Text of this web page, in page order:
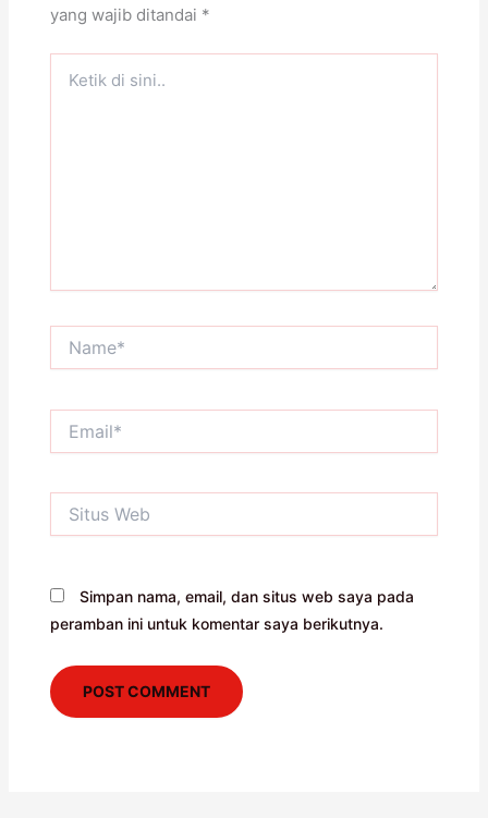
yang wajib ditandai *
Web
Simpan nama, email, dan situs web saya pada
peramban ini untuk komentar saya berikutnya.